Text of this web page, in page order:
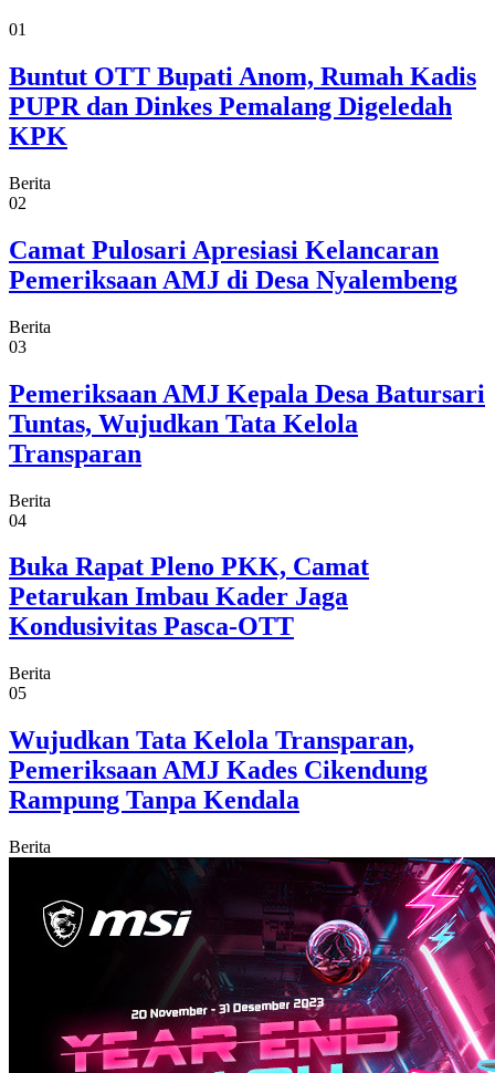
01
Buntut OTT Bupati Anom, Rumah Kadis
PUPR dan Dinkes Pemalang Digeledah
KPK
Berita
02
Camat Pulosari Apresiasi Kelancaran
Pemeriksaan AMJ di Desa Nyalembeng
Berita
03
Pemeriksaan AMJ Kepala Desa Batursari
Tuntas, Wujudkan Tata Kelola
Transparan
Berita
04
Buka Rapat Pleno PKK, Camat
Petarukan Imbau Kader Jaga
Kondusivitas Pasca-OTT
Berita
05
Wujudkan Tata Kelola Transparan,
Pemeriksaan AMJ Kades Cikendung
Rampung Tanpa Kendala
Berita